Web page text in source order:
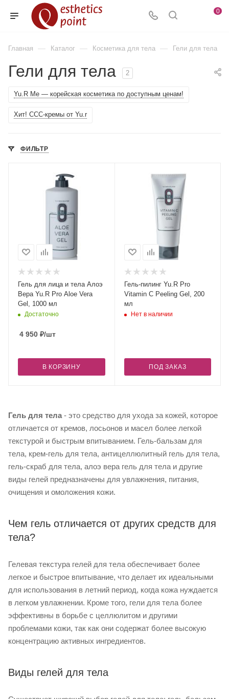
0
Главная — Каталог — Косметика для тела — Гели для тела
Гели для тела 2
Yu.R Me — корейская косметика по доступным ценам!
Хит! ССС-кремы от Yu.r
ФИЛЬТР
Гель для лица и тела Алоэ
Вера Yu.R Pro Aloe Vera
Gel, 1000 мл
Достаточно
4 950 ₽/шт
В КОРЗИНУ
Гель-пилинг Yu.R Pro
Vitamin C Peeling Gel, 200
мл
Нет в наличии
ПОД ЗАКАЗ
Гель для тела - это средство для ухода за кожей, которое
отличается от кремов, лосьонов и масел более легкой
текстурой и быстрым впитыванием. Гель-бальзам для
тела, крем-гель для тела, антицеллюлитный гель для тела,
гель-скраб для тела, алоэ вера гель для тела и другие
виды гелей предназначены для увлажнения, питания,
очищения и омоложения кожи.
Чем гель отличается от других средств для
тела?
Гелевая текстура гелей для тела обеспечивает более
легкое и быстрое впитывание, что делает их идеальными
для использования в летний период, когда кожа нуждается
в легком увлажнении. Кроме того, гели для тела более
эффективны в борьбе с целлюлитом и другими
проблемами кожи, так как они содержат более высокую
концентрацию активных ингредиентов.
Виды гелей для тела